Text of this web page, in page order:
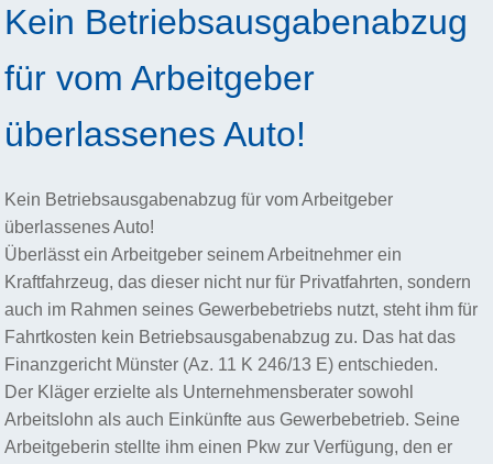
Kein Betriebsausgabenabzug
für vom Arbeitgeber
überlassenes Auto!
Kein Betriebsausgabenabzug für vom Arbeitgeber
überlassenes Auto!
Überlässt ein Arbeitgeber seinem Arbeitnehmer ein
Kraftfahrzeug, das dieser nicht nur für Privatfahrten, sondern
auch im Rahmen seines Gewerbebetriebs nutzt, steht ihm für
Fahrtkosten kein Betriebsausgabenabzug zu. Das hat das
Finanzgericht Münster (Az. 11 K 246/13 E) entschieden.
Der Kläger erzielte als Unternehmensberater sowohl
Arbeitslohn als auch Einkünfte aus Gewerbebetrieb. Seine
Arbeitgeberin stellte ihm einen Pkw zur Verfügung, den er